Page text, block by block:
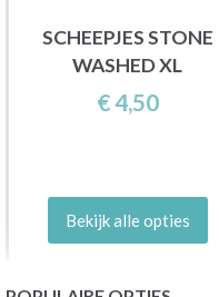
SCHEEPJES STONE
WASHED XL
€ 4,50
Bekijk alle opties